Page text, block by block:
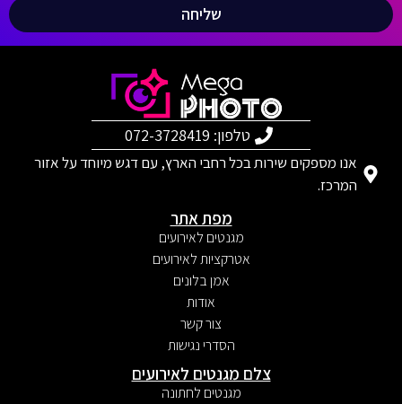
שליחה
טלפון: 072-3728419
אנו מספקים שירות בכל רחבי הארץ, עם דגש מיוחד על אזור
המרכז.
מפת אתר
מגנטים לאירועים
אטרקציות לאירועים
אמן בלונים
אודות
צור קשר
הסדרי נגישות
צלם מגנטים לאירועים
מגנטים לחתונה